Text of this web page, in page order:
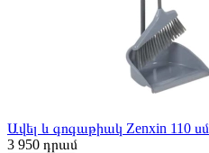
Ավել և գոգաթիակ Zenxin 110 սմ
3 950 դրամ